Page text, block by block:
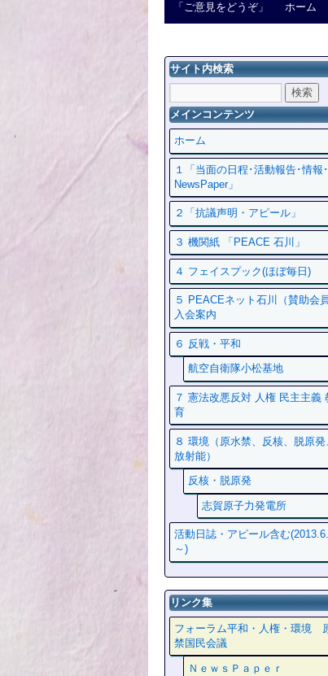
「ご意見をどうぞ」 ホーム
サイト内検索
メインコンテンツ
ホーム
１「当面の日程･活動報告･情報･
NewsPaper」
２「抗議声明・アピール」
３ 機関紙 「PEACE 石川」
４ フェイスプック(ほぼ毎日)
５ PEACEネット石川（賛助会員
入会案内
６ 反戦・平和
航空自衛隊小松基地
７ 憲法改悪反対 人権 民主主義
育
８ 環境（原水禁、反核、脱原発
放射能）
反核・脱原発
志賀原子力発電所
活動日誌・アピール含む
～)
リンク集
フォーラム平和・人権・環境
禁国民会議
ＮｅｗｓＰａｐｅｒ